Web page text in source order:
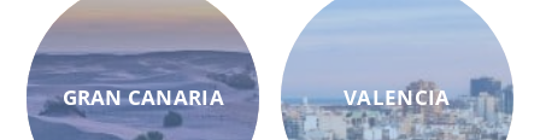
GRAN CANARIA VALENCIA